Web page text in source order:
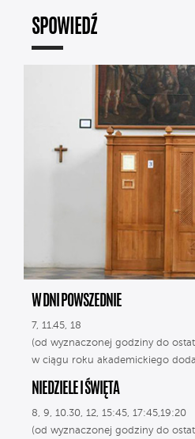
SPOWIEDŹ
W DNI POWSZEDNIE
7, 11.45, 18
(od wyznaczonej godziny do
w ciągu roku akademickiego
NIEDZIELE I ŚWIĘTA
8, 9, 10.30, 12, 15:45, 17:45,19:20
(od wyznaczonej godziny do